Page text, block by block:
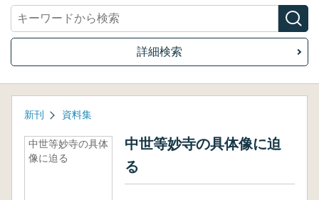
詳細検索
新刊 資料集
中世等妙寺の具体
像に迫る
中世等妙寺の具体像に迫
る